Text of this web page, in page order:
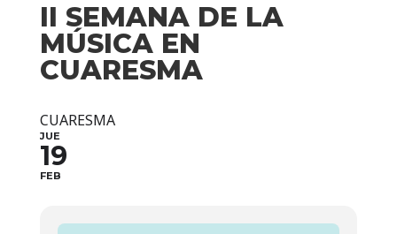
II SEMANA DE LA
MÚSICA EN
CUARESMA
CUARESMA
JUE
19
FEB